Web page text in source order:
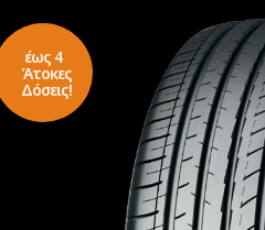
έως 4
Άτοκες
Δόσεις!